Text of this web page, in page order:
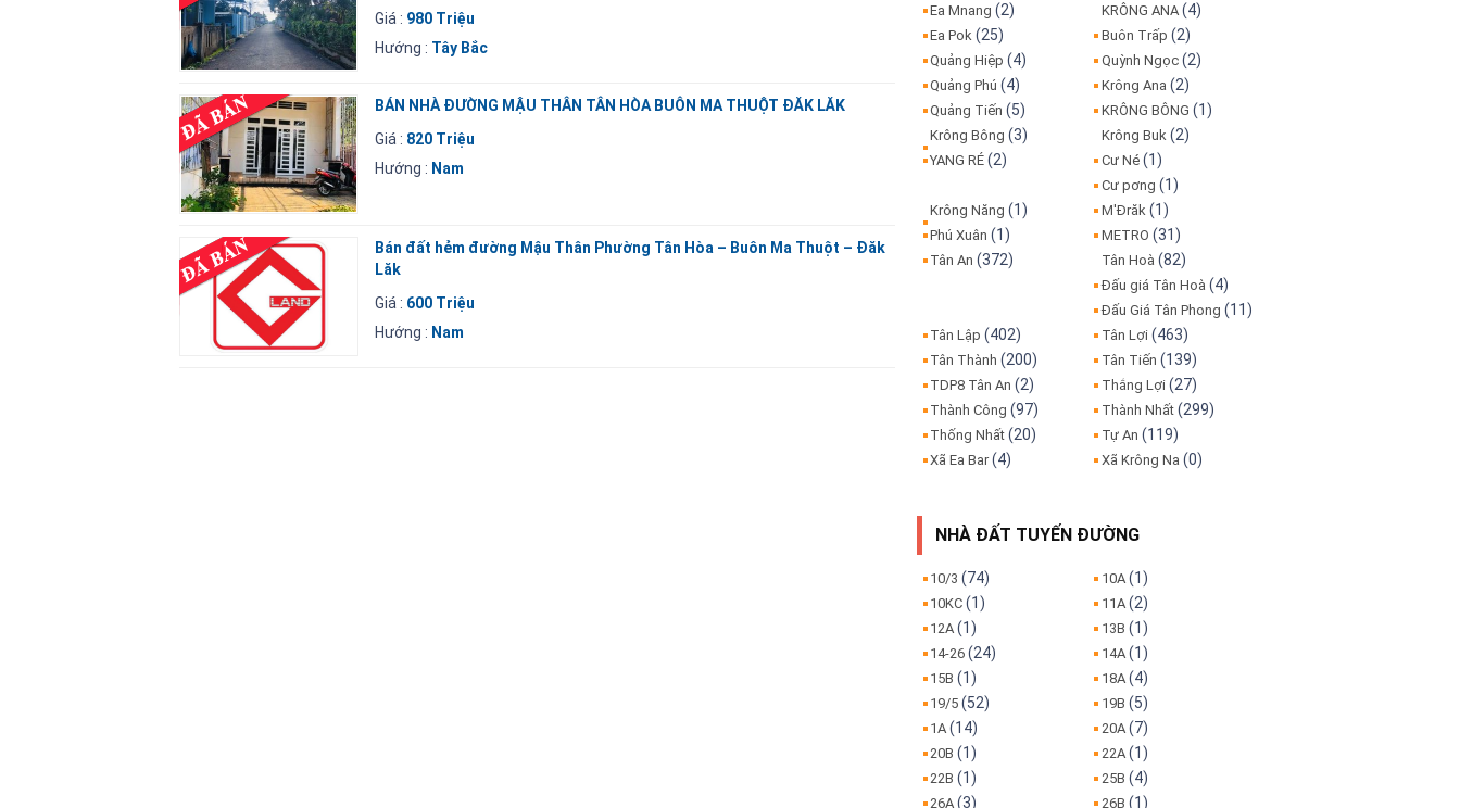
Giá : 980 Triệu
Hướng : Tây Bắc
BÁN NHÀ ĐƯỜNG MẬU THÂN TÂN HÒA BUÔN MA THUỘT ĐĂK LĂK
Giá : 820 Triệu
Hướng : Nam
Bán đất hẻm đường Mậu Thân Phường Tân Hòa – Buôn Ma Thuột – Đăk
Lăk
Giá : 600 Triệu
Hướng : Nam
Ea Mnang (2)
Ea Pok (25)
Quảng Hiệp (4)
Quảng Phú (4)
Quảng Tiến (5)
KRÔNG ANA(4)
Buôn Trấp (2)
Quỳnh Ngọc(2)
Krông Ana (2)
KRÔNG BÔNG (1)
Krông Bông (3)
YANG RÉ (2)
Krông Buk (2)
Cư Né(1)
Cư pơng (1)
Krông Năng (1)
Phú Xuân (1)
M'Đrăk (1)
METRO (31)
Tân An (372) Tân Hoà (82)
Đấu giá Tân Hoà (4)
Đấu Giá Tân Phong (11)
Tân Lập (402) Tân Lợi(463)
Tân Thành (200) Tân Tiến (139)
TDP8 Tân An (2) Thắng Lợi(27)
Thành Công (97) Thành Nhất(299)
Thống Nhất (20) Tự An (119)
Xã Ea Bar(4) Xã Krông Na (0)
NHÀ ĐẤT TUYẾN ĐƯỜNG
10/3 (74) 10A(1)
10KC (1) 11A(2)
12A (1) 13B (1)
14-26 (24) 14A(1)
15B (1) 18A(4)
19/5 (52) 19B (5)
1A (14) 20A(7)
20B (1) 22A(1)
22B (1) 25B (4)
26A (3) 26B (1)